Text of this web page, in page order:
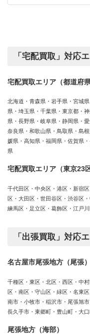
績
カ
「宅配買取」対応
宅配買取エリア（都道府県
北海道・青森県・岩手県・宮城
県・埼玉県・千葉県・東京都・
県・長野県・岐阜県・静岡県・
奈良県・和歌山県・鳥取県・島
媛県・高知県・福岡県・佐賀県
県
宅配買取エリア（東京23区
千代田区・中央区・港区・新宿
区・大田区・世田谷区・渋谷区
練馬区・足立区・葛飾区・江戸
「出張買取」対応
名古屋市尾張地方（尾張）
千種区・東区・北区・西区・中
区・南区・守山区・緑区・名東
南市・小牧市・稲沢市・尾張旭
長久手市・東郷町・豊山町・大
尾張地方（海部）